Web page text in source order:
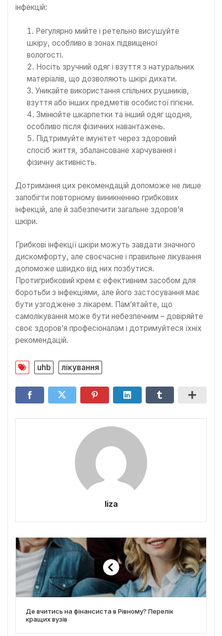
інфекцій:
Регулярно мийте і ретельно висушуйте
шкіру, особливо в зонах підвищеної
вологості.
Носіть зручний одяг і взуття з натуральних
матеріалів, що дозволяють шкірі дихати.
Уникайте використання спільних рушників,
взуття або інших предметів особистої гігієни.
Змінюйте шкарпетки та інший одяг щодня,
особливо після фізичних навантажень.
Підтримуйте імунітет через здоровий
спосіб життя, збалансоване харчування і
фізичну активність.
Дотримання цих рекомендацій допоможе не лише
запобігти повторному виникненню грибкових
інфекцій, але й забезпечити загальне здоров’я
шкіри.
Грибкові інфекції шкіри можуть завдати значного
дискомфорту, але своєчасне і правильне лікування
допоможе швидко від них позбутися.
Протигрибковий крем є ефективним засобом для
боротьби з інфекціями, але його застосування має
бути узгоджене з лікарем. Пам’ятайте, що
самолікування може бути небезпечним – довіряйте
своє здоров’я професіоналам і дотримуйтеся їхніх
рекомендацій.
uhb лікування
liza
Де вчитись на фінансиста в Рівному? Перелік
кращих вузів